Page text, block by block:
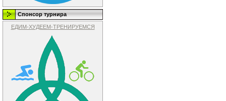
Спонсор турнира
ЕДИМ-ХУДЕЕМ-ТРЕНИРУЕМСЯ